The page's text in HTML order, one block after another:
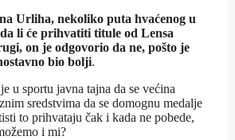
Urliha, nekoliko puta hvaćenog u
li će prihvatiti titule od Lensa
on je odgovorio da ne, pošto je
bio bolji.
u sportu javna tajna da se većina
sredstvima da se domognu medalje
to prihvataju čak i kada ne pobede,
i mi?